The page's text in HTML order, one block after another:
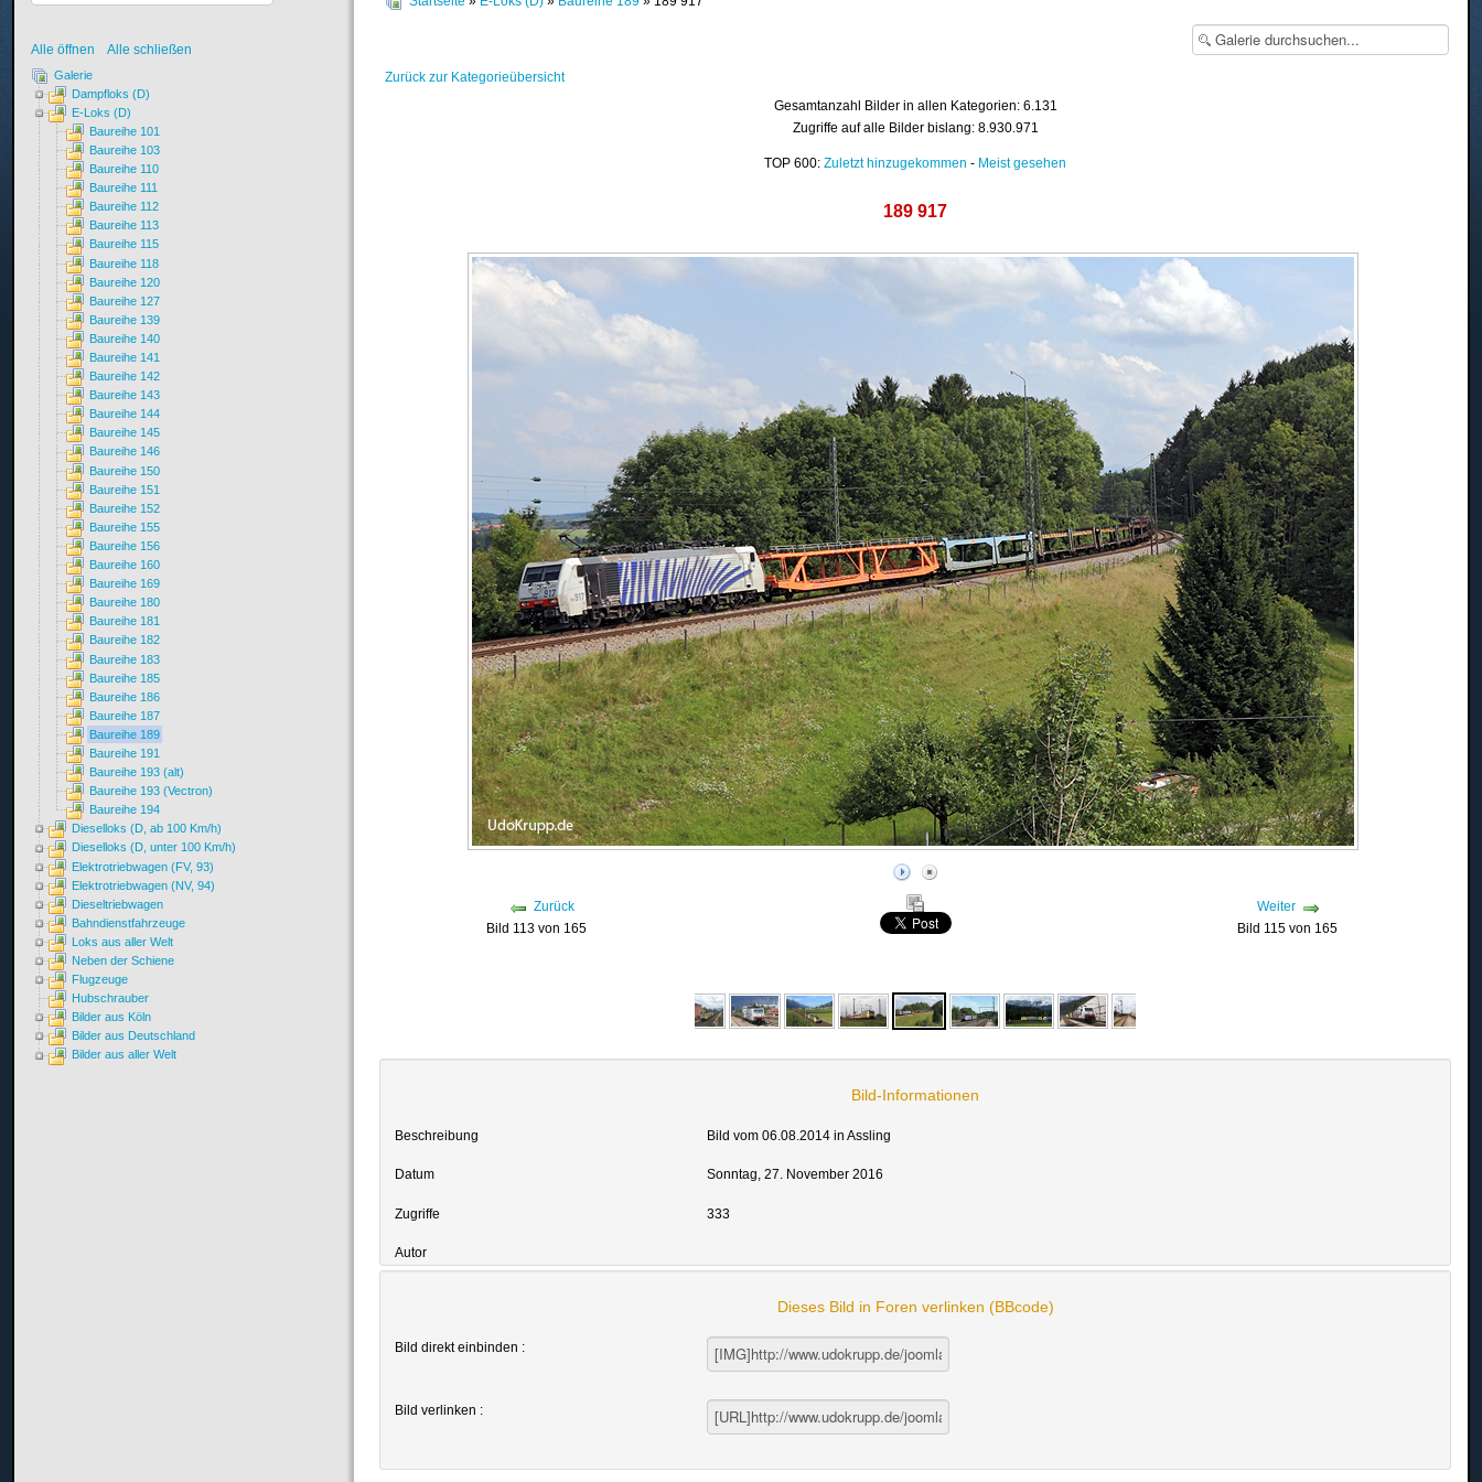
Zurück zur Kategorieübersicht
Gesamtanzahl Bilder in allen Kategorien: 6.131
Zugriffe auf alle Bilder bislang: 8.930.971
TOP 600:Zuletzt hinzugekommen - Meist gesehen
189 917
Zurück
Bild 113 von 165
Weiter
Bild 115 von 165
Bild-Informationen
Beschreibung Bild vom 06.08.2014 in Assling
Datum Sonntag, 27. November 2016
Zugriffe 333
Autor
Dieses Bild in Foren verlinken (BBcode)
Bild direkt einbinden :
Bild verlinken :
Alle öffnen Alle schließen
Galerie
Dampfloks (D)
E-Loks (D)
Baureihe 101
Baureihe 103
Baureihe 110
Baureihe 111
Baureihe 112
Baureihe 113
Baureihe 115
Baureihe 118
Baureihe 120
Baureihe 127
Baureihe 139
Baureihe 140
Baureihe 141
Baureihe 142
Baureihe 143
Baureihe 144
Baureihe 145
Baureihe 146
Baureihe 150
Baureihe 151
Baureihe 152
Baureihe 155
Baureihe 156
Baureihe 160
Baureihe 169
Baureihe 180
Baureihe 181
Baureihe 182
Baureihe 183
Baureihe 185
Baureihe 186
Baureihe 187
Baureihe 189
Baureihe 191
Baureihe 193 (alt)
Baureihe 193 (Vectron)
Baureihe 194
Dieselloks (D, ab 100 Km/h)
Dieselloks (D, unter 100 Km/h)
Elektrotriebwagen (FV, 93)
Elektrotriebwagen (NV, 94)
Dieseltriebwagen
Bahndienstfahrzeuge
Loks aus aller Welt
Neben der Schiene
Flugzeuge
Hubschrauber
Bilder aus Köln
Bilder aus Deutschland
Bilder aus aller Welt